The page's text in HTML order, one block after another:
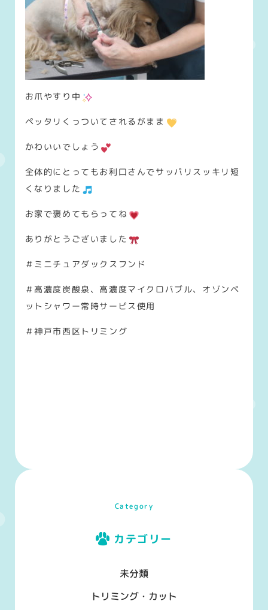
お爪やすり中
ペッタリくっついてされるがまま
かわいいでしょう
全体的にとってもお利口さんでサッパリスッキリ短
くなりました
お家で褒めてもらってね
ありがとうございました
＃ミニチュアダックスフンド
＃高濃度炭酸泉、高濃度マイクロバブル、オゾンペ
ットシャワー常時サービス使用
＃神戸市西区トリミング
Category
カテゴリー
未分類
トリミング・カット